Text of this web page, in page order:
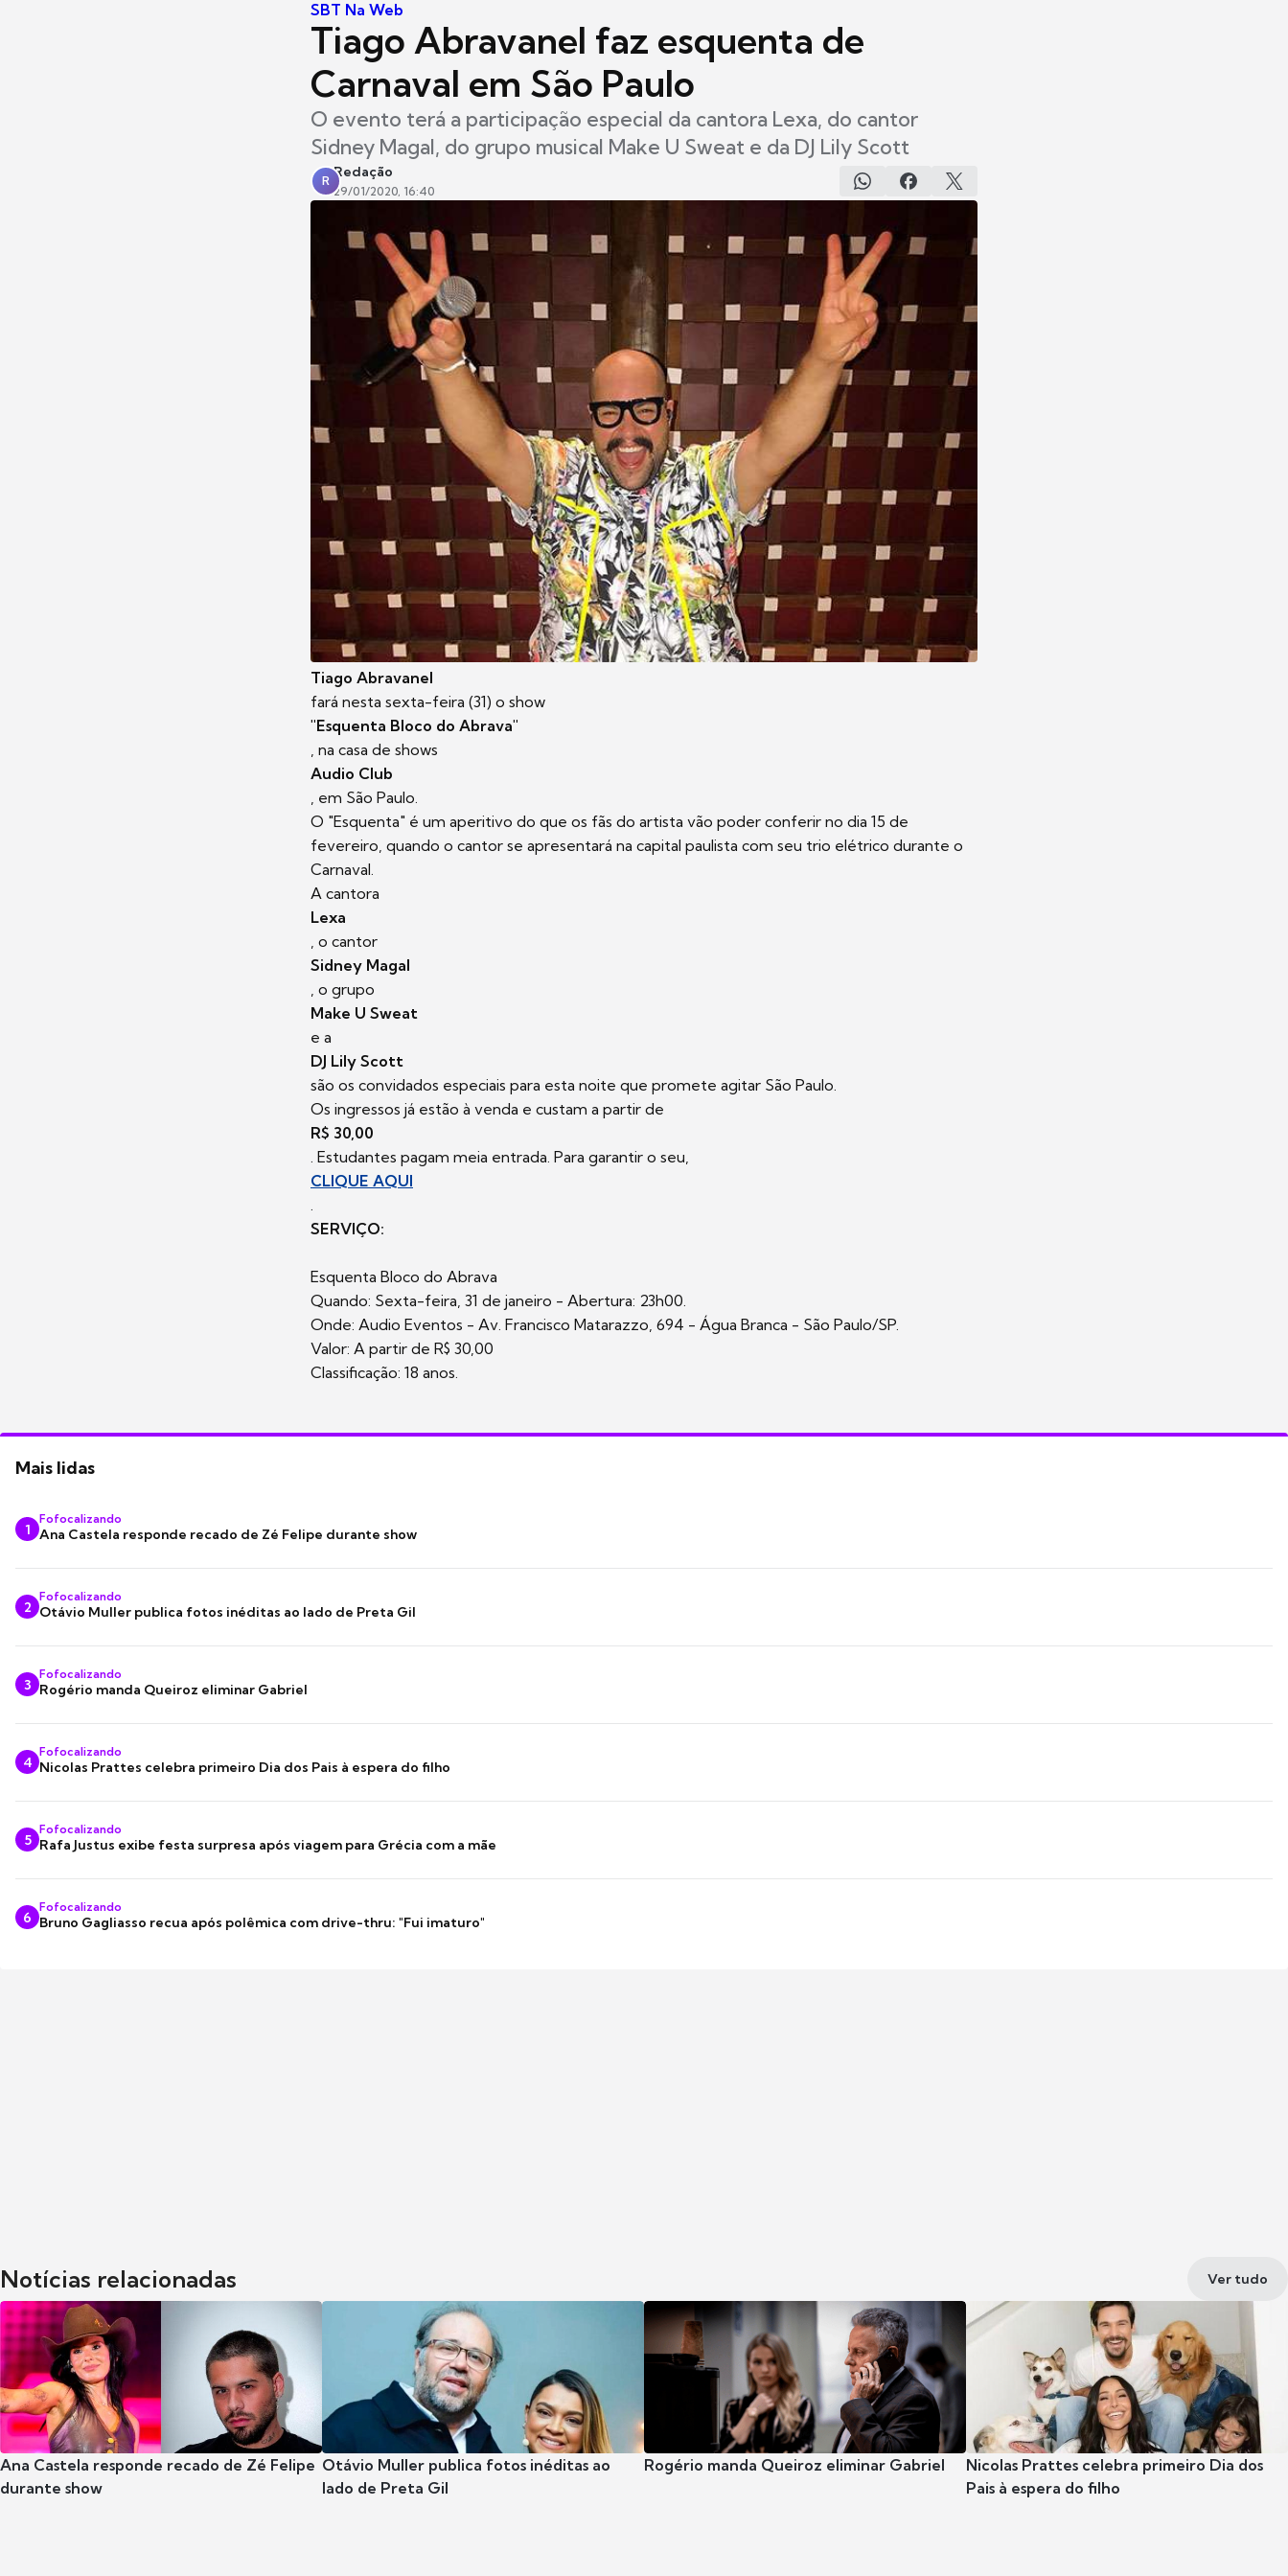
SBT Na Web
Tiago Abravanel faz esquenta de
Carnaval em São Paulo
O evento terá a participação especial da cantora Lexa, do cantor
Sidney Magal, do grupo musical Make U Sweat e da DJ Lily Scott
R
Redação
29/01/2020, 16:40
Tiago Abravanel
fará nesta sexta-feira (31) o show
"Esquenta Bloco do Abrava"
, na casa de shows
Audio Club
, em São Paulo.
O "Esquenta" é um aperitivo do que os fãs do artista vão poder conferir no dia 15 de
fevereiro, quando o cantor se apresentará na capital paulista com seu trio elétrico durante o
Carnaval.
A cantora
Lexa
, o cantor
Sidney Magal
, o grupo
Make U Sweat
e a
DJ Lily Scott
são os convidados especiais para esta noite que promete agitar São Paulo.
Os ingressos já estão à venda e custam a partir de
R$ 30,00
. Estudantes pagam meia entrada. Para garantir o seu,
CLIQUE AQUI
SERVIÇO:
Esquenta Bloco do Abrava
Quando: Sexta-feira, 31 de janeiro - Abertura: 23h00.
Onde: Audio Eventos - Av. Francisco Matarazzo, 694 - Água Branca - São Paulo/SP.
Valor: A partir de R$ 30,00
Classificação: 18 anos.
Mais lidas
1
Fofocalizando
Ana Castela responde recado de Zé Felipe durante show
2
Fofocalizando
Otávio Muller publica fotos inéditas ao lado de Preta Gil
3
Fofocalizando
Rogério manda Queiroz eliminar Gabriel
4
Fofocalizando
Nicolas Prattes celebra primeiro Dia dos Pais à espera do filho
5
Fofocalizando
Rafa Justus exibe festa surpresa após viagem para Grécia com a mãe
6
Fofocalizando
Bruno Gagliasso recua após polêmica com drive-thru: "Fui imaturo"
Notícias relacionadas Ver tudo
Ana Castela responde recado de Zé Felipe
durante show
Otávio Muller publica fotos inéditas ao
lado de Preta Gil
Rogério manda Queiroz eliminar Gabriel
Nicolas Prattes celebra primeiro Dia dos
Pais à espera do filho